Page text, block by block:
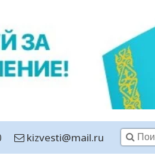
kizvesti@mail.ru